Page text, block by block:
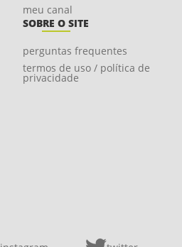
meu canal
SOBRE O SITE
perguntas frequentes
termos de uso / política de
privacidade